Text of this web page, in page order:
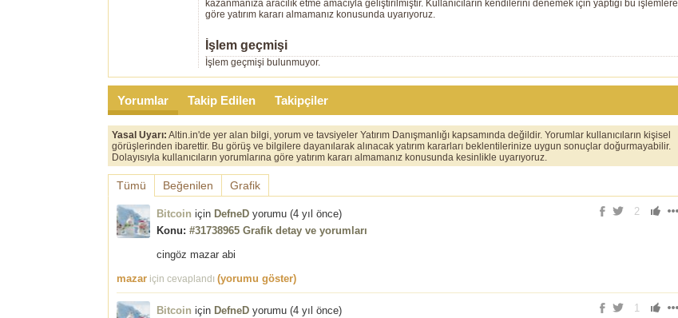
kazanmanıza aracılık etme amacıyla geliştirilmiştir. Kullanıcıların kendilerini denemek için yaptığı bu işlemlere
göre yatırım kararı almamanız konusunda uyarıyoruz.
İşlem geçmişi
İşlem geçmişi bulunmuyor.
Yorumlar Takip Edilen Takipçiler
Yasal Uyarı: Altin.in'de yer alan bilgi, yorum ve tavsiyeler Yatırım Danışmanlığı kapsamında değildir. Yorumlar kullanıcıların kişisel
görüşlerinden ibarettir. Bu görüş ve bilgilere dayanılarak alınacak yatırım kararları beklentilerinize uygun sonuçlar doğurmayabilir.
Dolayısıyla kullanıcıların yorumlarına göre yatırım kararı almamanız konusunda kesinlikle uyarıyoruz.
Tümü Beğenilen Grafik
2
Bitcoin için DefneD yorumu (4 yıl önce)
Konu: #31738965 Grafik detay ve yorumları
cingöz mazar abi
mazar için cevaplandı (yorumu göster)
1
Bitcoin için DefneD yorumu (4 yıl önce)